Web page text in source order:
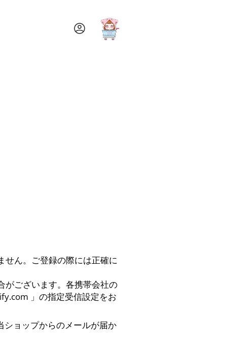
ア
せん。ご登録の際には正確に
がございます。各携帯会社の
」の指定受信設定をお
ョップからのメールが届か